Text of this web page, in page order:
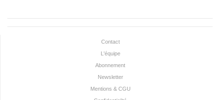
Contact
L'équipe
Abonnement
Newsletter
Mentions & CGU